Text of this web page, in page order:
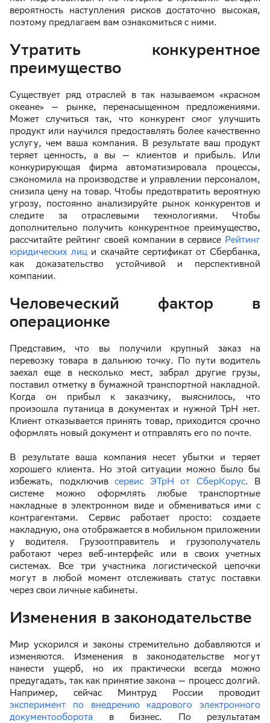
вероятность наступления рисков достаточно высокая,
поэтому предлагаем вам ознакомиться с ними.
Утратить конкурентное
преимущество
Существует ряд отраслей в так называемом «красном
океане» — рынке, перенасыщенном предложениями.
Может случиться так, что конкурент смог улучшить
продукт или научился предоставлять более качественно
услугу, чем ваша компания. В результате ваш продукт
теряет ценность, а вы — клиентов и прибыль. Или
конкурирующая фирма автоматизировала процессы,
сэкономила на производстве и управлении персоналом,
снизила цену на товар. Чтобы предотвратить вероятную
угрозу, постоянно анализируйте рынок конкурентов и
следите за отраслевыми технологиями. Чтобы
дополнительно получить конкурентное преимущество,
рассчитайте рейтинг своей компании в сервисе Рейтинг
юридических лици скачайте сертификат от Сбербанка,
как доказательство устойчивой и перспективной
компании.
Человеческий фактор в
операционке
Представим, что вы получили крупный заказ на
перевозку товара в дальнюю точку. По пути водитель
заехал еще в несколько мест, забрал другие грузы,
поставил отметку в бумажной транспортной накладной.
Когда он прибыл к заказчику, выяснилось, что
произошла путаница в документах и нужной ТрН нет.
Клиент отказывается принять товар, приходится срочно
оформлять новый документ и отправлять его по почте.
В результате ваша компания несет убытки и теряет
хорошего клиента. Но этой ситуации можно было бы
избежать, подключив сервис ЭТрН от СберКорус. В
системе можно оформлять любые транспортные
накладные в электронном виде и обмениваться ими с
контрагентами. Сервис работает просто: создаете
накладную, она отображается в мобильном приложении
у водителя. Грузоотправитель и грузополучатель
работают через веб-интерфейс или в своих учетных
системах. Все три участника логистической цепочки
могут в любой момент отслеживать статус поставки
через свои личные кабинеты.
Изменения в законодательстве
Мир ускорился и законы стремительно добавляются и
изменяются. Изменения в законодательстве могут
нанести ущерб, но их практически всегда можно
предугадать, так как принятие закона — процесс долгий.
Например, сейчас Минтруд России проводит
эксперимент по внедрению кадрового электронного
документооборота в бизнес. По результатам